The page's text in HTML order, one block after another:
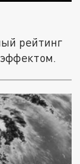
рейтинг